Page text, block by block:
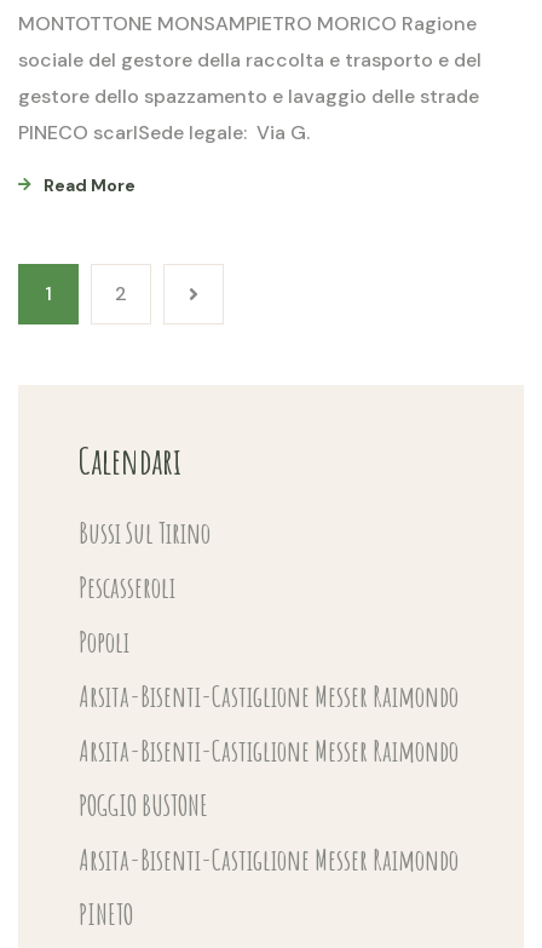
MONTOTTONE MONSAMPIETRO MORICO Ragione
sociale del gestore della raccolta e trasporto e del
gestore dello spazzamento e lavaggio delle strade
PINECO scarlSede legale: Via G.
Read More
1 2
Calendari
Bussi Sul Tirino
Pescasseroli
Popoli
Arsita-Bisenti-Castiglione Messer Raimondo
Arsita-Bisenti-Castiglione Messer Raimondo
POGGIO BUSTONE
Arsita-Bisenti-Castiglione Messer Raimondo
PINETO